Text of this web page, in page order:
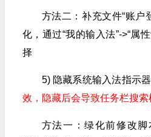
方法二：补充文件“账户
化，通过“我的输入法”->“属
择
5) 隐藏系统输入法指示器
效，隐藏后会导致任务栏搜
方法一：绿化前修改